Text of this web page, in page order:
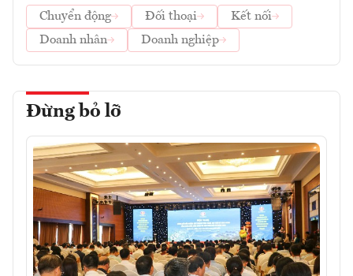
Chuyển động
Đối thoại
Kết nối
Doanh nhân
Doanh nghiệp
Đừng bỏ lỡ